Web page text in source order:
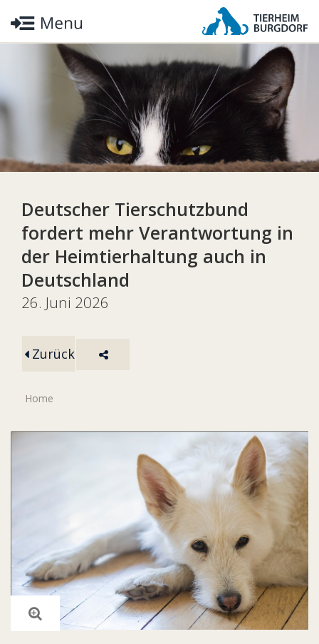
Deutscher Tierschutzbund
fordert mehr Verantwortung in
der Heimtierhaltung auch in
Deutschland
26. Juni 2026
Zurück
Home